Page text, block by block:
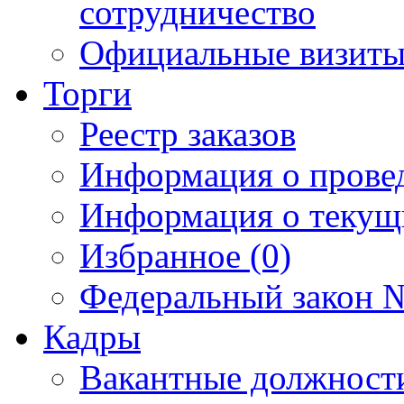
сотрудничество
Официальные
Торги
Реестр заказов
Информация о
Информация о
Избранное (0)
Федеральный закон
Кадры
Вакантные